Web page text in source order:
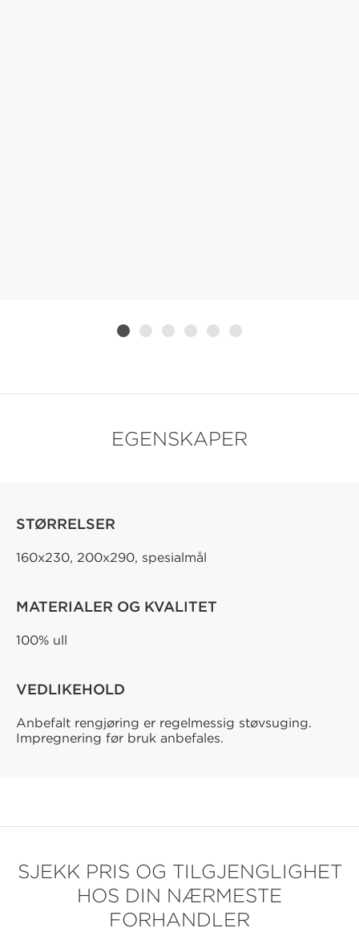
EGENSKAPER
STØRRELSER
160x230, 200x290, spesialmål
MATERIALER OG KVALITET
100% ull
VEDLIKEHOLD
Anbefalt rengjøring er regelmessig støvsuging.
Impregnering før bruk anbefales.
SJEKK PRIS OG TILGJENGLIGHET
HOS DIN NÆRMESTE
FORHANDLER